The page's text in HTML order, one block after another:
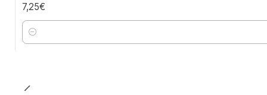
7,25€
Quantidade